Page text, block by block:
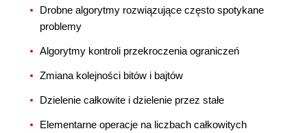
Drobne algorytmy rozwiązujące często spotykane
problemy
Algorytmy kontroli przekroczenia ograniczeń
Zmiana kolejności bitów i bajtów
Dzielenie całkowite i dzielenie przez stałe
Elementarne operacje na liczbach całkowitych